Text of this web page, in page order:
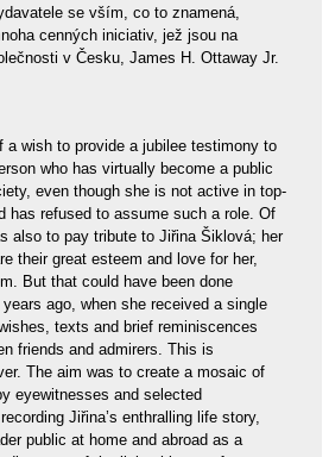
se vším, co to znamená,
cenných iniciativ, jež jsou na
v Česku, James H. Ottaway Jr.
a wish to provide a jubilee testimony to
who has virtually become a public
even though she is not active in top-
has refused to assume such a role. Of
also to pay tribute to Jiřina Šiklová; her
their great esteem and love for her,
But that could have been done
ago, when she received a single
texts and brief reminiscences
friends and admirers. This is
The aim was to create a mosaic of
eyewitnesses and selected
Jiřina’s enthralling life story,
public at home and abroad as a